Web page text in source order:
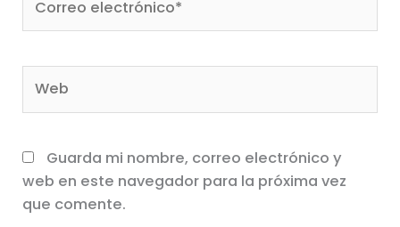
electrónico*
Guarda mi nombre, correo electrónico y
web en este navegador para la próxima vez
que comente.